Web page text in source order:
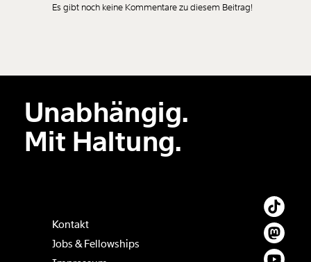
Der Inhalt dieses Feldes wird nicht öffentlich zugänglich angezeigt.
Es gibt noch keine Kommentare zu diesem Beitrag!
Unabhängig.
Mit Haltung.
Kontakt
Jobs & Fellowships